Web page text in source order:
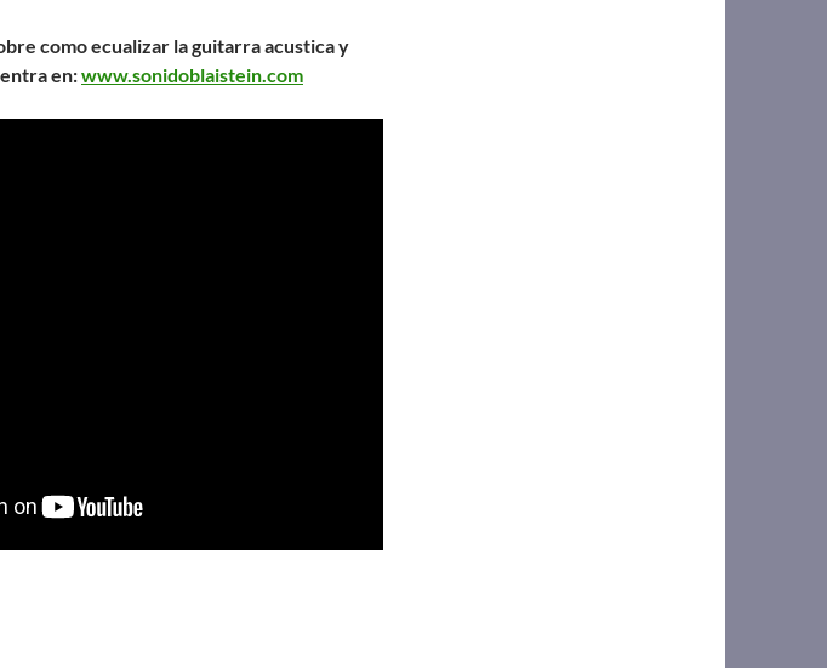
como ecualizar la guitarra acustica y
en:www.sonidoblaistein.com